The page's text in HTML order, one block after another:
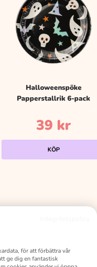
Halloweenspöke
Papperstallrik 6-pack
39 kr
KÖP
för att förbättra vår
ge dig en fantastisk